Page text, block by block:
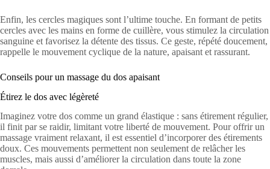
Enfin, les cercles magiques sont l’ultime touche. En formant de petits
cercles avec les mains en forme de cuillère, vous stimulez la circulation
sanguine et favorisez la détente des tissus. Ce geste, répété doucement,
rappelle le mouvement cyclique de la nature, apaisant et rassurant.
Conseils pour un massage du dos apaisant
Étirez le dos avec légèreté
Imaginez votre dos comme un grand élastique : sans étirement régulier,
il finit par se raidir, limitant votre liberté de mouvement. Pour offrir un
massage vraiment relaxant, il est essentiel d’incorporer des étirements
doux. Ces mouvements permettent non seulement de relâcher les
muscles, mais aussi d’améliorer la circulation dans toute la zone